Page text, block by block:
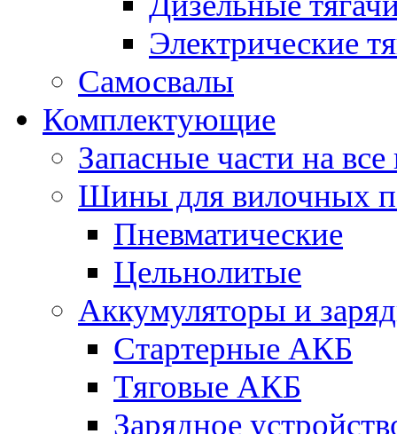
Электрические
Самосвалы
Комплектующие
Запасные части на
Шины для вилочных
Пневматические
Цельнолитые
Аккумуляторы и
Стартерные АКБ
Тяговые АКБ
Зарядное